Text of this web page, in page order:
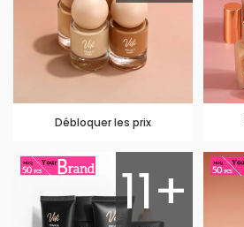
Débloquer les prix
11+